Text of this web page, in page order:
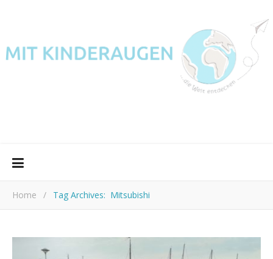
Home / Tag Archives: Mitsubishi